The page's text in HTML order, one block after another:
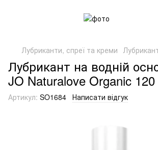
Лубриканти, спреї та креми
Лубрикант на водній
JO Naturalove Organic
Артикул: SO1684 Написати відгук